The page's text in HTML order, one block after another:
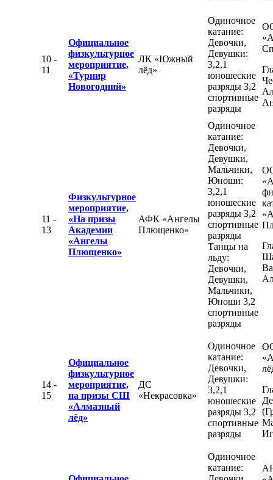
10 -
11
Официальное
физкультурное
мероприятие,
«Турнир
Новогодний»
ЛК «Южный
лёд»
Одиночное
катание:
Девочки,
Девушки:
3,2,1
юношеские
разряды 3,2
спортивные
разряды
11 -
13
Физкультурное
мероприятие,
«На призы
Академии
«Ангелы
Плющенко»
АФК «Ангелы
Плющенко»
Одиночное
катание:
Девочки,
Девушки,
Мальчики,
Юноши:
3,2,1
юношеские
разряды 3,2
спортивные
разряды
Танцы на
льду:
Девочки,
Девушки,
Мальчики,
Юноши 3,2
спортивные
разряды
14 -
15
Официальное
физкультурное
мероприятие,
на призы СШ
«Алмазный
лёд»
ДС
«Некрасовка»
Одиночное
катание:
Девочки,
Девушки:
3,2,1
юношеские
разряды 3,2
спортивные
разряды
Одиночное
катание: